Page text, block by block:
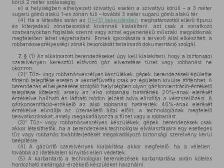
körül 2 méter szélességig,
e) a helyiségben elhelyezett szivattyú esetén a szivattyú körüli – a 3 méter
sugarú gömb alakú 1-es zónán túli – további 3 méter sugarú gömb alakú tér.
(4) Ha a létesítés során az (1)–(3) bekezdésben meghatározottól eltérő típusú
és kiterjedésű zónabesorolást kívánnak kialakítani, azt csak a vonatkozó
szabványokban foglaltak szerint vagy azzal egyenértékű műszaki megoldásnak
megfelelően lehet végrehajtani. Ennek igazolására a tervező által elkészített, a
robbanásveszélyességi zónák besorolását tartalmazó dokumentáció szolgál.
7. § (1) Az alkalmazott berendezéseket úgy kell kialakítani, hogy a biztonsági
szerelvényen keresztül eltávozó gáz elvezetése tüzet vagy robbanást ne
okozzon.
(2)5 Tűz- vagy robbanásveszélyes készülékek, gépek, berendezések épületbe
történő telepítése esetén a vészlefúvatás csak az épületen kívülre történhet. A
berendezés elhelyezésére szolgáló helyiségben olyan gázkoncentráció-érzékelő
telepítése kötelező, amely az alsó robbanási határérték 20%-ának elérését
érzékelve hallható és látható módon jelzést adva elindítja a vészszellőzést. A
gázkoncentráció-érzékelő az alsó robbanási határérték 40%-ának elérését
érzékelve elindítja az üzemeltető által előírt, a technológiának megfelelő
beavatkozásokat, amely megakadályozza a tüzet vagy a robbanást.
(3)6
Tűz- vagy robbanásveszélyes készülékek, gépek, berendezések csak
akkor létesíthetők, ha a berendezések technológiai elválasztására egy esetleges
tűz vagy robbanás továbbterjedését megakadályozó biztonsági szerelvény kerül
beépítésre.
(4) A gázürítő szerelvények kialakítása akkor megfelelő, ha a véletlen,
továbbá az illetéktelen kinyitás ellen védettek.
(5) A karbantartó a technológiai berendezések karbantartása során köteles
hordozható metángáz-érzékelő készüléket használni.